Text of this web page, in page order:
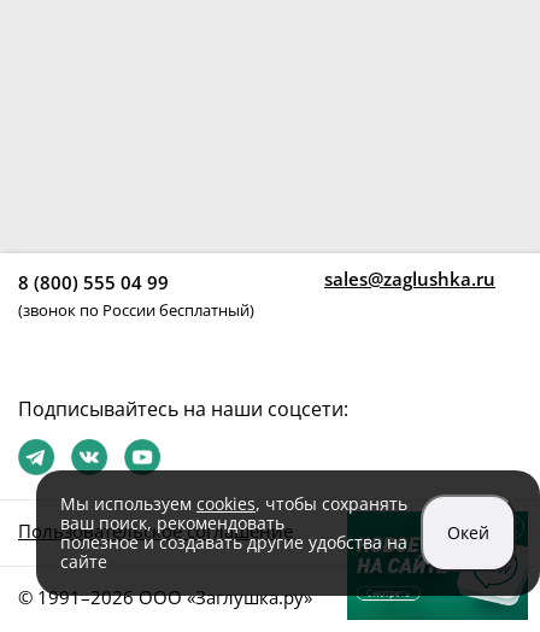
8 (800) 555 04 99
(звонок по России бесплатный)
sales@zaglushka.ru
© 1991–2026 ООО «Заглушка.pу»
Пользовательское соглашение
Подписывайтесь на наши соцсети:
Мы используем cookies, чтобы сохранять
ваш поиск, рекомендовать
полезное и создавать другие удобства на
сайте
Окей